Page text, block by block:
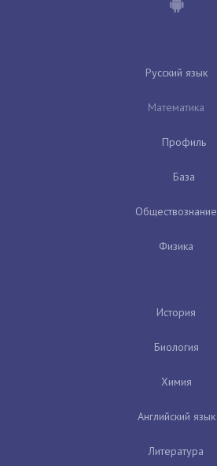
Русский язык
Математика
Профиль
База
Обществознание
Физика
История
Биология
Химия
Английский язык
Литература